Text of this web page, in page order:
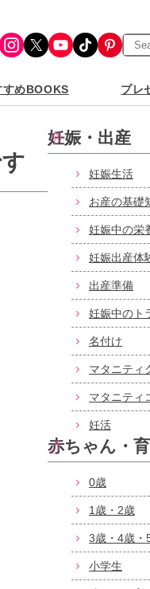
Instagram X YouTube TikTok Pinterest
検
索
すめBOOKS プレ
妊娠・出産
妊娠生活
お産の基礎
妊娠中の栄
妊娠出産体
出産準備
妊娠中のト
名付け
マタニティ
マタニティ
妊活
赤ちゃん・
0歳
1歳・2歳
3歳・4歳・
小学生